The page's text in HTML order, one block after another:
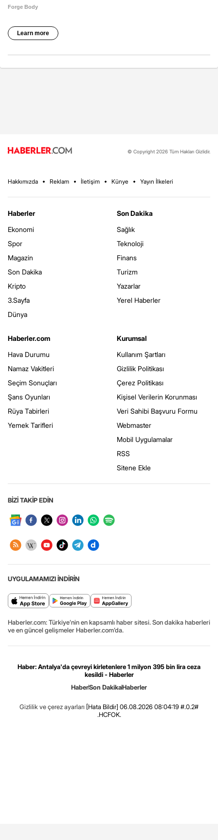
© Copyright 2026 Tüm Hakları Gizlidir.
Hakkımızda Reklam İletişim Künye Yayın İlkeleri
Haberler
Ekonomi
Spor
Magazin
Son Dakika
Kripto
3.Sayfa
Dünya
Son Dakika
Sağlık
Teknoloji
Finans
Turizm
Yazarlar
Yerel Haberler
Haberler.com
Hava Durumu
Namaz Vakitleri
Seçim Sonuçları
Şans Oyunları
Rüya Tabirleri
Yemek Tarifleri
Kurumsal
Kullanım Şartları
Gizlilik Politikası
Çerez Politikası
Kişisel Verilerin Korunması
Veri Sahibi Başvuru Formu
Webmaster
Mobil Uygulamalar
RSS
Sitene Ekle
BİZİ TAKİP EDİN
UYGULAMAMIZI İNDİRİN
Haberler.com: Türkiye’nin en kapsamlı haber sitesi. Son dakika haberleri
ve en güncel gelişmeler Haberler.com’da.
Haber: Antalya'da çevreyi kirletenlere 1 milyon 395 bin lira ceza
kesildi - Haberler
HaberSon DakikaHaberler
Gizlilik ve çerez ayarları [Hata Bildir] 06.08.2026 08:04:19 #.0.2#
.HCFOK.